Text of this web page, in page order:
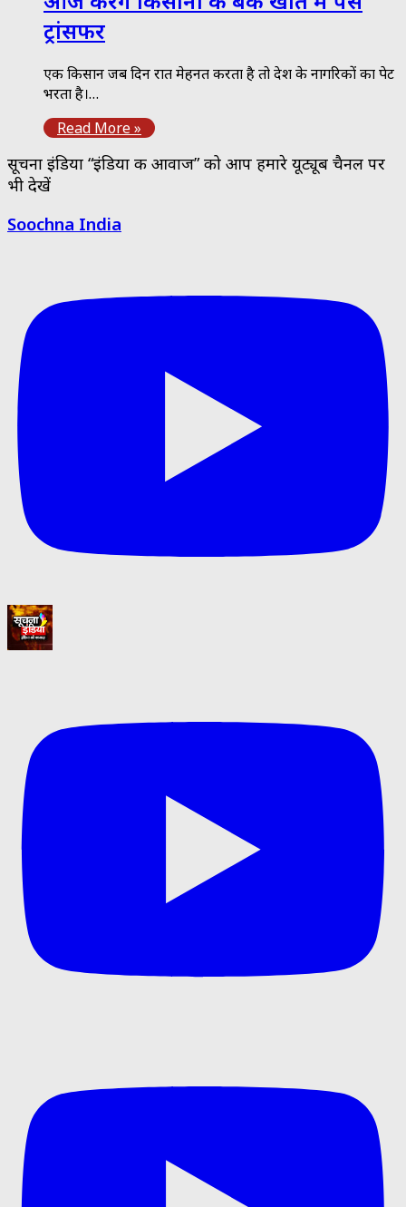
ट्रांसफर
एक किसान जब दिन रात मेहनत करता है तो देश के नागरिकों का पेट
भरता है।…
Read More »
सूचना इंडिया “इंडिया की आवाज” को आप हमारे यूट्यूब चैनल पर
भी देखें
Soochna India